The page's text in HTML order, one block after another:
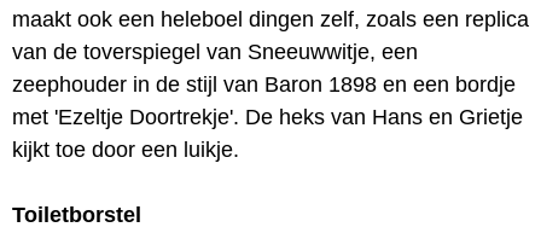
maakt ook een heleboel dingen zelf, zoals een replica
van de toverspiegel van Sneeuwwitje, een
zeephouder in de stijl van Baron 1898 en een bordje
met 'Ezeltje Doortrekje'. De heks van Hans en Grietje
kijkt toe door een luikje.
Toiletborstel